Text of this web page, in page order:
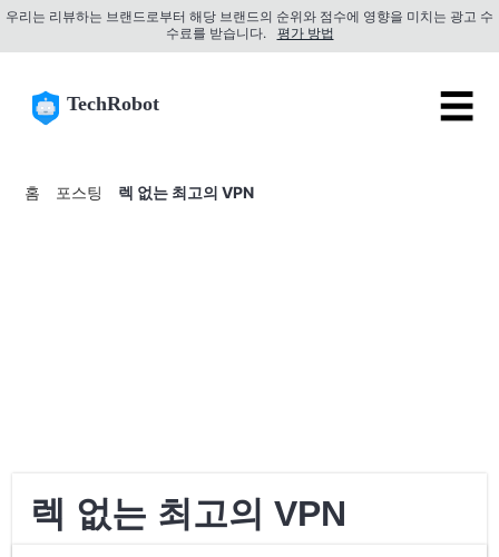
우리는 리뷰하는 브랜드로부터 해당 브랜드의 순위와 점수에 영향을 미치는 광고 수
수료를 받습니다.
평가 방법
TechRobot ☰
홈 포스팅 렉 없는 최고의 VPN
렉 없는 최고의 VPN